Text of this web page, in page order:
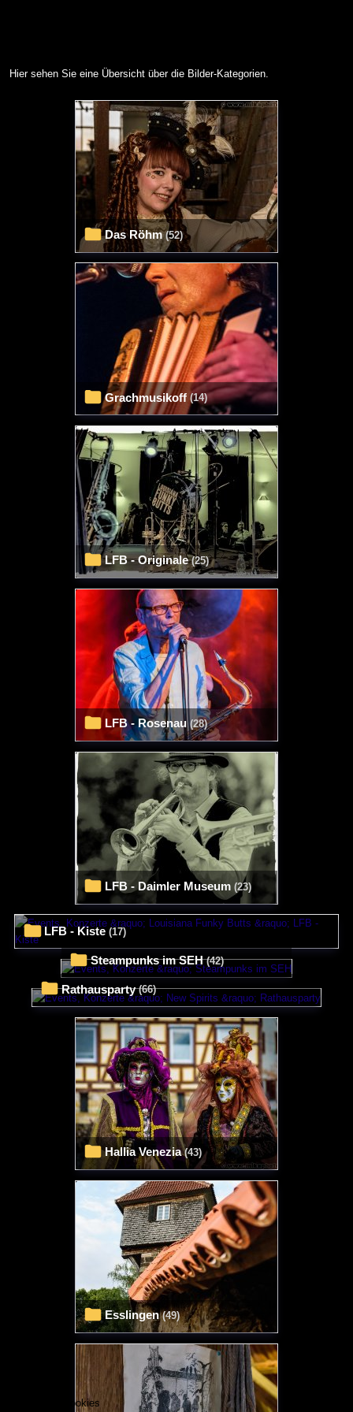
Hier sehen Sie eine Übersicht über die Bilder-Kategorien.
Das Röhm (52)
Grachmusikoff (14)
LFB - Originale (25)
LFB - Rosenau (28)
LFB - Daimler Museum (23)
LFB - Kiste (17)
Steampunks im SEH (42)
Rathausparty (66)
Hallia Venezia (43)
Esslingen (49)
Wir benutzen Cookies